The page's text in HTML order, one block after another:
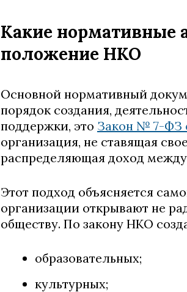
Какие нормативные
положение НКО
Основной нормативный
порядок создания,
поддержки, это Закон № 7-ФЗ
организация, не ставящая
распределяющая доход
Этот подход объясняется
организации открывают не
обществу. По закону НКО
образовательных;
культурных;